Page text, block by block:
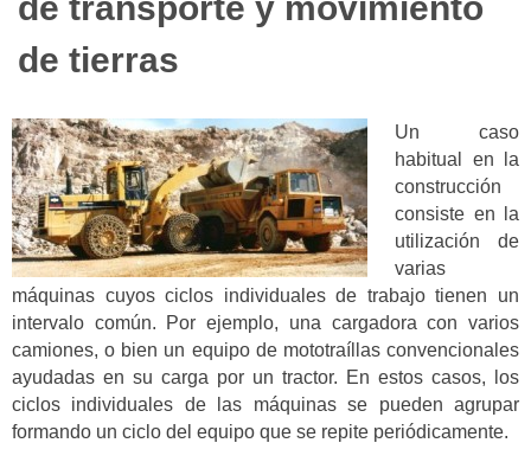
de transporte y movimiento
de tierras
Un caso
habitual en la
construcción
consiste en la
utilización de
varias
máquinas cuyos ciclos individuales de trabajo tienen un
intervalo común. Por ejemplo, una cargadora con varios
camiones, o bien un equipo de mototraíllas convencionales
ayudadas en su carga por un tractor. En estos casos, los
ciclos individuales de las máquinas se pueden agrupar
formando un ciclo del equipo que se repite periódicamente.